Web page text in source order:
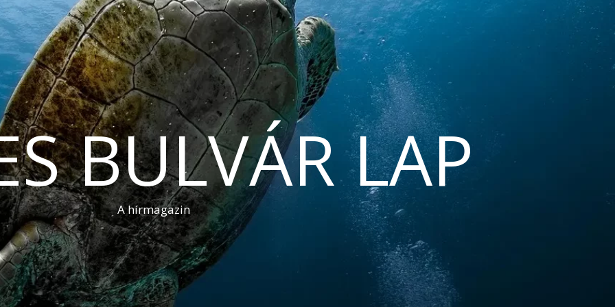
BULVÁR LAP
A hírmagazin